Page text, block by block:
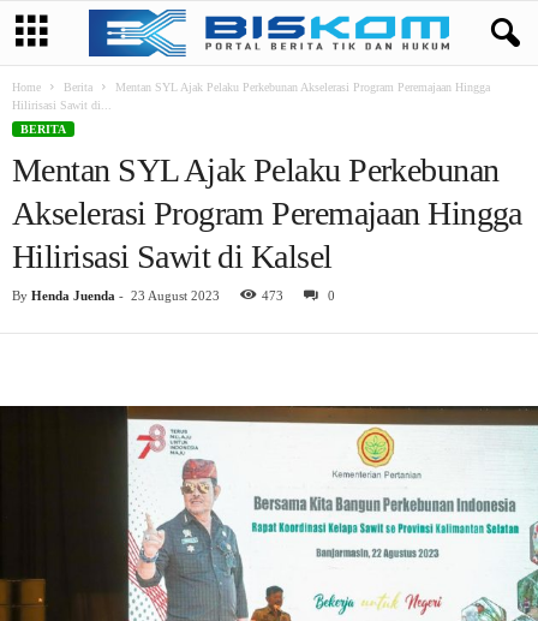
Home Berita
Mentan SYL Ajak Pelaku Perkebunan Akselerasi Program Peremajaan Hingga
Hilirisasi Sawit di...
BERITA
Mentan SYL Ajak Pelaku Perkebunan
Akselerasi Program Peremajaan Hingga
Hilirisasi Sawit di Kalsel
By Henda Juenda - 23 August 2023 473 0